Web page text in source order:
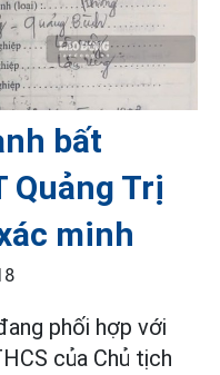
bất
Quảng Trị
minh
phối hợp với
của Chủ tịch